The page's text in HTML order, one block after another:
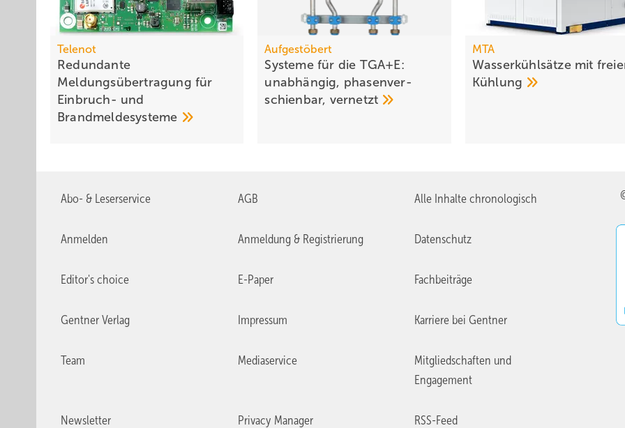
Telenot
Redundante
Meldungsübertragung für
Einbruch- und
Brand­melde­systeme
Aufgestöbert
Systeme für die TGA+E:
unab­hängig, pha­sen­ver­
schien­bar, ver­netzt
MTA
Wasserkühlsätze mit
Kühlung
Abo- & Leserservice AGB Alle Inhalte chronologisch
Anmelden Anmeldung & Registrierung Datenschutz
Editor's choice E-Paper Fachbeiträge
Gentner Verlag Impressum Karriere bei Gentner
Team Mediaservice
Mitgliedschaften und
Engagement
Newsletter Privacy Manager RSS-Feed